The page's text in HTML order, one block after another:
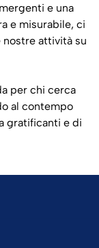
e una
e misurabile, ci
attività su
per chi cerca
al contempo
gratificanti e di